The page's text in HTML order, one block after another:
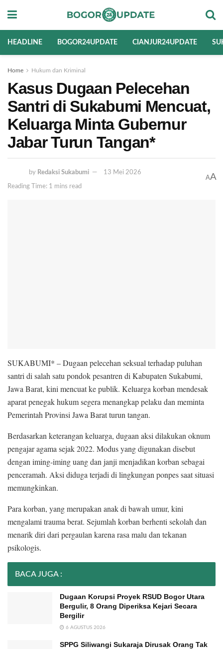
HEADLINE BOGOR24UPDATE CIANJUR24UPDATE
Home Hukum dan Kriminal
Kasus Dugaan Pelecehan
Santri di Sukabumi Mencuat,
Keluarga Minta Gubernur
Jabar Turun Tangan*
by Redaksi Sukabumi 13 Mei 2026
Reading Time: 1 mins read
AA
SUKABUMI* – Dugaan pelecehan seksual terhadap puluhan
santri di salah satu pondok pesantren di Kabupaten Sukabumi,
Jawa Barat, kini mencuat ke publik. Keluarga korban mendesak
aparat penegak hukum segera menangkap pelaku dan meminta
Pemerintah Provinsi Jawa Barat turun tangan.
Berdasarkan keterangan keluarga, dugaan aksi dilakukan oknum
pengajar agama sejak 2022. Modus yang digunakan disebut
dengan iming-iming uang dan janji menjadikan korban sebagai
penceramah. Aksi diduga terjadi di lingkungan ponpes saat situasi
memungkinkan.
Para korban, yang merupakan anak di bawah umur, kini
mengalami trauma berat. Sejumlah korban berhenti sekolah dan
menarik diri dari pergaulan karena rasa malu dan tekanan
psikologis.
BACA JUGA :
Dugaan Korupsi Proyek RSUD Bogor Utara
Bergulir, 8 Orang Diperiksa Kejari Secara
Bergilir
6 AGUSTUS 2026
SPPG Siliwangi Sukaraja Dirusak Orang Tak